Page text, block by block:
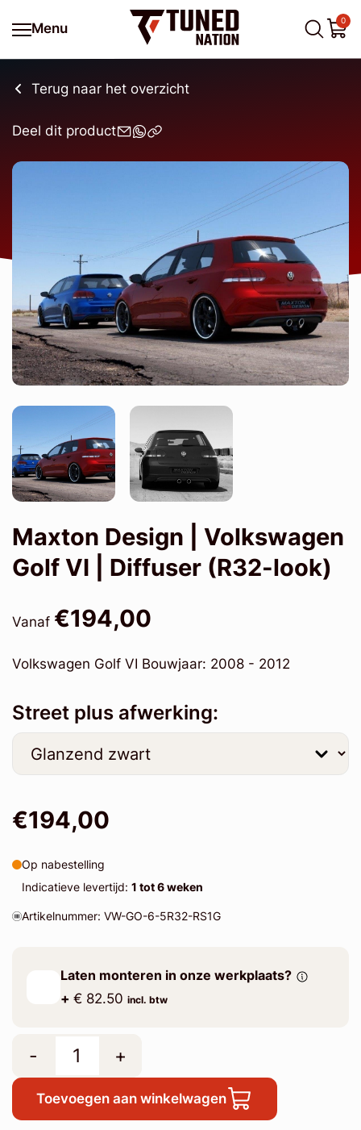
Menu
0
Terug naar het overzicht
Deel dit product
Maxton Design | Volkswagen
Golf VI | Diffuser (R32-look)
Vanaf €194,00
Volkswagen Golf VI Bouwjaar: 2008 - 2012
Street plus afwerking:
€194,00
Op nabestelling
Indicatieve levertijd: 1 tot 6 weken
Artikelnummer: VW-GO-6-5R32-RS1G
Laten monteren in onze werkplaats?
+ € 82.50 incl. btw
- +
Toevoegen aan winkelwagen